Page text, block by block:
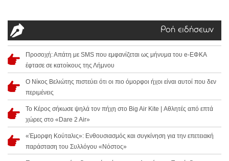
Ροή ειδήσεων
Προσοχή: Απάτη με SMS που εμφανίζεται ως μήνυμα του e-ΕΦΚΑ
έφτασε σε κατοίκους της Λήμνου
Ο Νίκος Βελιώτης πιστεύει ότι οι πιο όμορφοι ήχοι είναι αυτοί που δεν
περιμένεις
Το Κέρος σήκωσε ψηλά τον πήχη στο Big Air Kite | Αθλητές από επτά
χώρες στο «Dare 2 Air»
«Έμορφη Κούταλις»: Ενθουσιασμός και συγκίνηση για την επετειακή
παράσταση του Συλλόγου «Νόστος»